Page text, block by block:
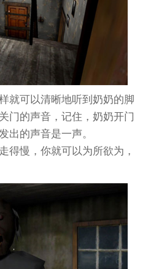
就可以清晰地听到奶奶的脚
门的声音，记住，奶奶开门
出的声音是一声。
得慢，你就可以为所欲为，